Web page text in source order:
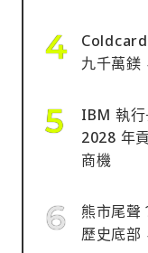
九千萬鎂
IBM 執
2028 年
商機
熊市尾
歷史底部